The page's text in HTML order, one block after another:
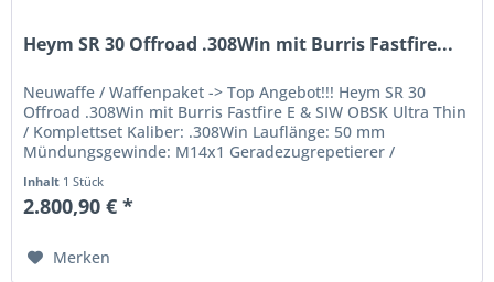
Heym SR 30 Offroad .308Win mit Burris Fastfire...
Neuwaffe / Waffenpaket -> Top Angebot!!! Heym SR 30
Offroad .308Win mit Burris Fastfire E & SIW OBSK Ultra Thin
/ Komplettset Kaliber: .308Win Lauflänge: 50 mm
Mündungsgewinde: M14x1 Geradezugrepetierer /
Inhalt 1 Stück
2.800,90 € *
Merken